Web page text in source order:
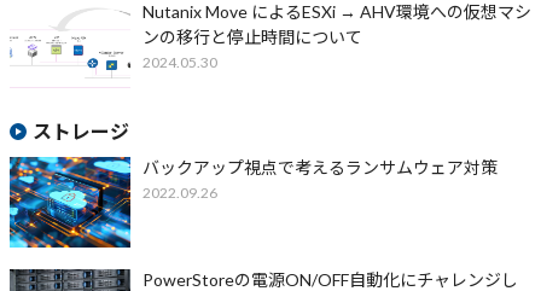
Nutanix Move によるESXi → AHV環境への仮想マシ
ンの移行と停止時間について
2024.05.30
ストレージ
バックアップ視点で考えるランサムウェア対策
2022.09.26
PowerStoreの電源ON/OFF自動化にチャレンジし